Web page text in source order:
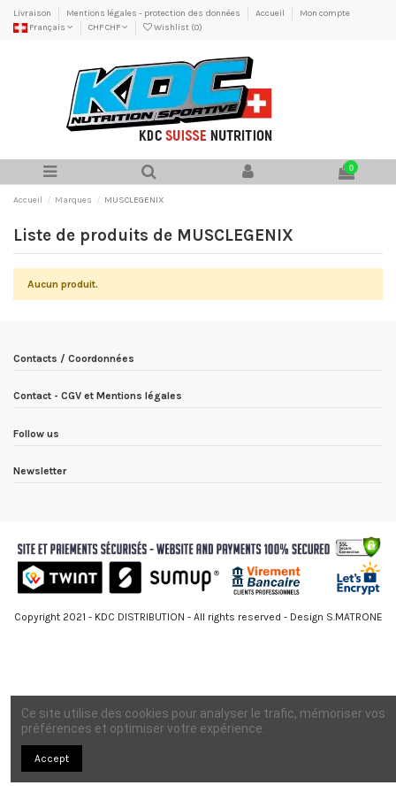
Livraison Mentions légales - protection des données Accueil
Mon compte
Français
CHF CHF Wishlist (0)
0
Accueil Marques MUSCLEGENIX
Liste de produits de MUSCLEGENIX
Aucun produit.
Contacts / Coordonnées
Contact - CGV et Mentions légales
Follow us
Newsletter
Copyright 2021 - KDC DISTRIBUTION - All rights reserved - Design S.MATRONE
Ce site utilise des cookies pour analyser le trafic, mémoriser vos
préférences et optimiser votre expérience.
Accept